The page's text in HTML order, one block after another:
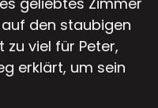
den staubigen
zu viel für Peter,
erklärt, um sein